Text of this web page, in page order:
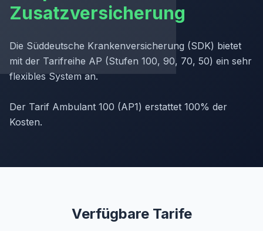
Zusatzversicherung
Die Süddeutsche Krankenversicherung (SDK) bietet
mit der Tarifreihe AP (Stufen 100, 90, 70, 50) ein sehr
flexibles System an.
Der Tarif Ambulant 100 (AP1) erstattet 100% der
Kosten.
Verfügbare Tarife